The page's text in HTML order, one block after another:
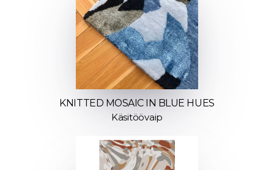
KNITTED MOSAIC IN BLUE HUES
Käsitöövaip